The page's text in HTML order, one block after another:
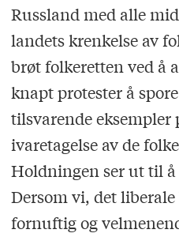
Russland med alle
landets krenkelse av
brøt folkeretten ved å
knapt protester å
tilsvarende eksempler
ivaretagelse av de
Holdningen ser ut til
Dersom vi, det liberale
fornuftig og